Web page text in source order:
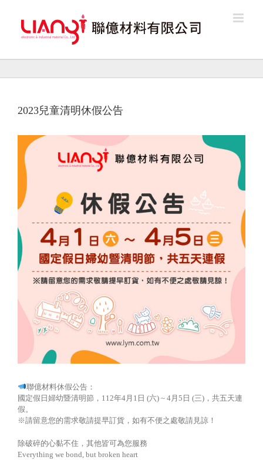
content
2023兒童清明休假公告
View
Larger
Image
聯億材料休假公告：
國定假日婦幼暨清明節，112年4月1日 (六) ~ 4月5日 (三)，共五天連
假。
※請留意您的需求敬請提早訂貨，如有不便之處敬請見諒！
除破碎的心黏不住，其他皆可為您服務
Everything we bond, but broken heart